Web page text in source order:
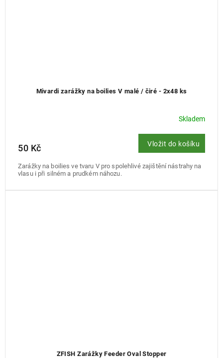
Mivardi zarážky na boilies V malé / čiré - 2x48 ks
Skladem
50 Kč Vložit do košíku
Zarážky na boilies ve tvaru V pro spolehlivé zajištění nástrahy na
vlasu i při silném a prudkém náhozu.
ZFISH Zarážky Feeder Oval Stopper